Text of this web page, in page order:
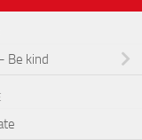
Be kind